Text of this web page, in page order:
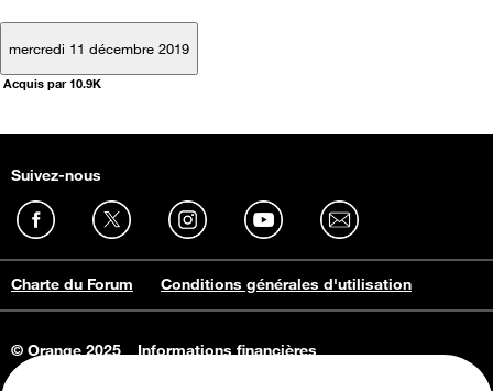
mercredi 11 décembre 2019
Acquis par 10.9K
Suivez-nous
Charte du Forum Conditions générales d'utilisation
© Orange 2025
Informations financières